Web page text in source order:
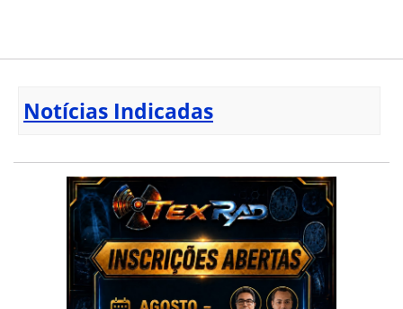
Notícias Indicadas